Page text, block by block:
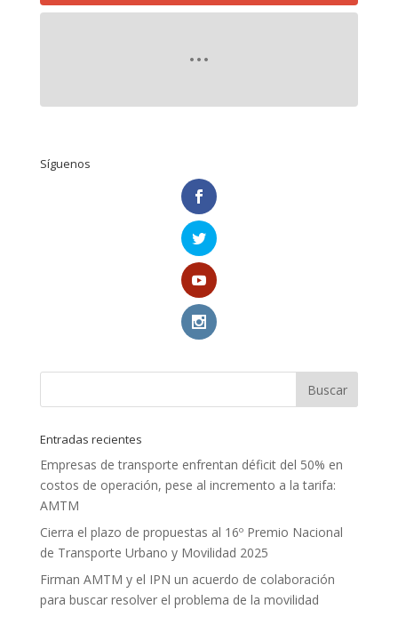
Síguenos
Entradas recientes
Empresas de transporte enfrentan déficit del 50% en
costos de operación, pese al incremento a la tarifa:
AMTM
Cierra el plazo de propuestas al 16º Premio Nacional
de Transporte Urbano y Movilidad 2025
Firman AMTM y el IPN un acuerdo de colaboración
para buscar resolver el problema de la movilidad